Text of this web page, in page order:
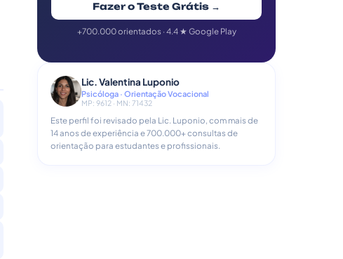
Fazer o Teste Grátis →
+700.000 orientados · 4.4 ★ Google Play
Lic. Valentina Luponio
Psicóloga · Orientação Vocacional
MP: 9612 · MN: 71432
Este perfil foi revisado pela Lic. Luponio, com mais de
14 anos de experiência e 700.000+ consultas de
orientação para estudantes e profissionais.